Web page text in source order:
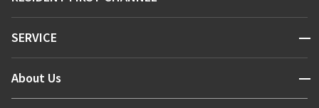
新着情報から探す
新着募集情報
お問い合わせ
マンションレポート
住まいのコラム
SERVICE 開閉
会員ページ
About Us 開閉